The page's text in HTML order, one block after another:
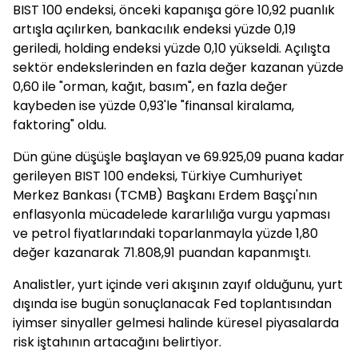
BIST 100 endeksi, önceki kapanışa göre 10,92 puanlık
artışla açılırken, bankacılık endeksi yüzde 0,19
geriledi, holding endeksi yüzde 0,10 yükseldi. Açılışta
sektör endekslerinden en fazla değer kazanan yüzde
0,60 ile "orman, kağıt, basım", en fazla değer
kaybeden ise yüzde 0,93'le "finansal kiralama,
faktoring" oldu.
Dün güne düşüşle başlayan ve 69.925,09 puana kadar
gerileyen BIST 100 endeksi, Türkiye Cumhuriyet
Merkez Bankası (TCMB) Başkanı Erdem Başçı'nın
enflasyonla mücadelede kararlılığa vurgu yapması
ve petrol fiyatlarındaki toparlanmayla yüzde 1,80
değer kazanarak 71.808,91 puandan kapanmıştı.
Analistler, yurt içinde veri akışının zayıf olduğunu, yurt
dışında ise bugün sonuçlanacak Fed toplantısından
iyimser sinyaller gelmesi halinde küresel piyasalarda
risk iştahının artacağını belirtiyor.